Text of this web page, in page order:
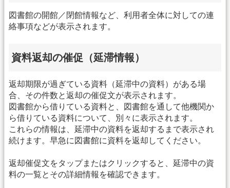
図書館の開館／閉館情報など、利用者全体に対しての連
絡事項などが表示されます。
資料返却の催促（延滞情報）
返却期限が過ぎている資料（延滞中の資料）がある場
合、その件数と返却の催促文が表示されます。
図書館から借りている資料と、図書館を通して他機関か
ら借りている資料について、別々に表示されます。
これらの情報は、延滞中の資料を返却するまで表示され
続けます。早急に図書館に資料を返却してください。
返却催促文をタップまたはクリックすると、延滞中の資
料の一覧とその詳細情報を確認できます。